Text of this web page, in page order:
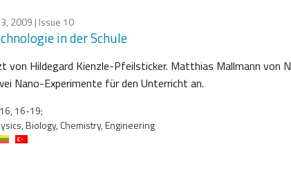
2009 | Issue 10
in der Schule
von Hildegard Kienzle-Pfeilsticker. Matthias Mallmann von
Nano-Experimente für den Unterricht an.
16-19;
Biology, Chemistry, Engineering